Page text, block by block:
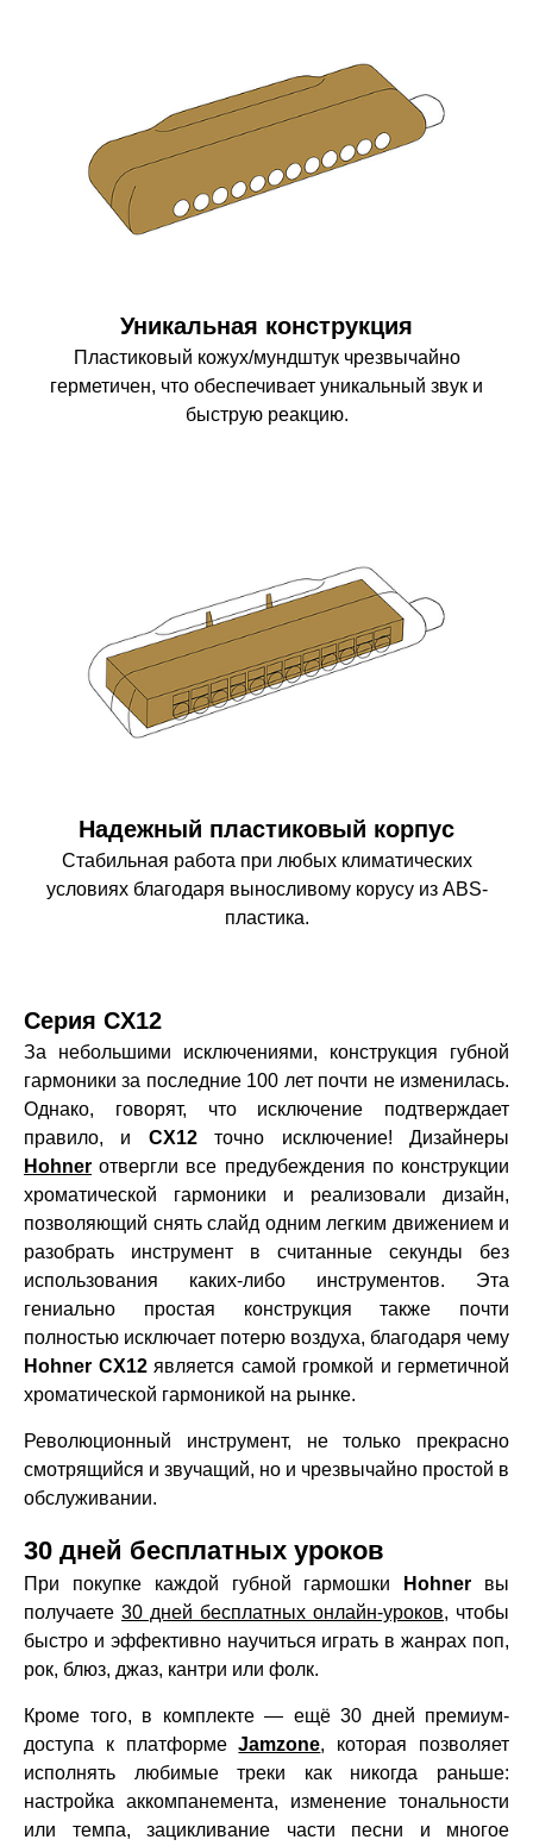
Уникальная конструкция
Пластиковый кожух/мундштук чрезвычайно
герметичен, что обеспечивает уникальный звук и
быструю реакцию.
Надежный пластиковый корпус
Стабильная работа при любых климатических
условиях благодаря выносливому корусу из ABS-
пластика.
Серия CX12
За небольшими исключениями, конструкция губной
гармоники за последние 100 лет почти не изменилась.
Однако, говорят, что исключение подтверждает
правило, и CX12точно исключение! Дизайнеры
Hohner отвергли все предубеждения по конструкции
хроматической гармоники и реализовали дизайн,
позволяющий снять слайд одним легким движением и
разобрать инструмент в считанные секунды без
использования каких-либо инструментов. Эта
гениально простая конструкция также почти
полностью исключает потерю воздуха, благодаря чему
Hohner CX12является самой громкой и герметичной
хроматической гармоникой на рынке.
Революционный инструмент, не только прекрасно
смотрящийся и звучащий, но и чрезвычайно простой в
обслуживании.
30 дней бесплатных уроков
При покупке каждой губной гармошки Hohner вы
получаете 30 дней бесплатных онлайн-уроков, чтобы
быстро и эффективно научиться играть в жанрах поп,
рок, блюз, джаз, кантри или фолк.
Кроме того, в комплекте — ещё 30 дней премиум-
доступа к платформеJamzone, которая позволяет
исполнять любимые треки как никогда раньше:
настройка аккомпанемента, изменение тональности
или темпа, зацикливание части песни и многое